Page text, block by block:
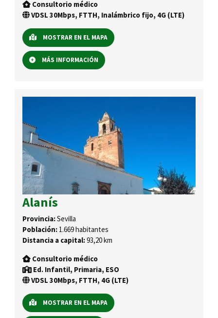
Consultorio médico
VDSL 30Mbps, FTTH, Inalámbrico fijo, 4G (LTE)
MOSTRAR EN EL MAPA
MÁS INFORMACIÓN
Alanís
Provincia:Sevilla
Población: 1.669 habitantes
Distancia a capital:93,20 km
Consultorio médico
Ed. Infantil, Primaria, ESO
VDSL 30Mbps, FTTH, 4G (LTE)
MOSTRAR EN EL MAPA